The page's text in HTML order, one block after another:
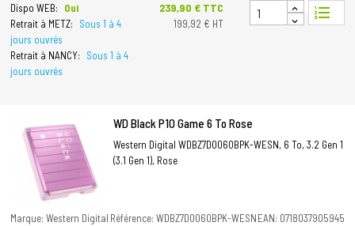
Dispo WEB:
Oui
Retrait à METZ:
Sous 1 à 4
jours ouvrés
Retrait à NANCY:
Sous 1 à 4
jours ouvrés
Prix
239,90 € TTC
199,92 € HT
format_list_numbered
WD Black P10 Game 6 To Rose
Western Digital WDBZ7D0060BPK-WESN, 6 To, 3.2 Gen 1
(3.1 Gen 1), Rose
Marque: Western Digital Référence: WDBZ7D0060BPK-WESNEAN: 0718037905945